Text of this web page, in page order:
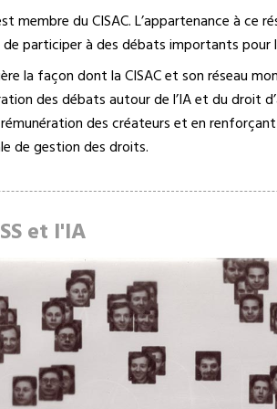
membre du CISAC. L’appartenance à ce
participer à des débats importants pour
la façon dont la CISAC et son réseau
des débats autour de l’IA et du droit
des créateurs et en
de gestion des droits.
et l'IA